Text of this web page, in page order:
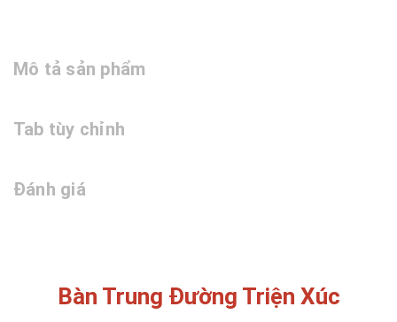
Mô tả sản phẩm
Tab tùy chỉnh
Đánh giá
Bàn Trung Đường Triện Xúc